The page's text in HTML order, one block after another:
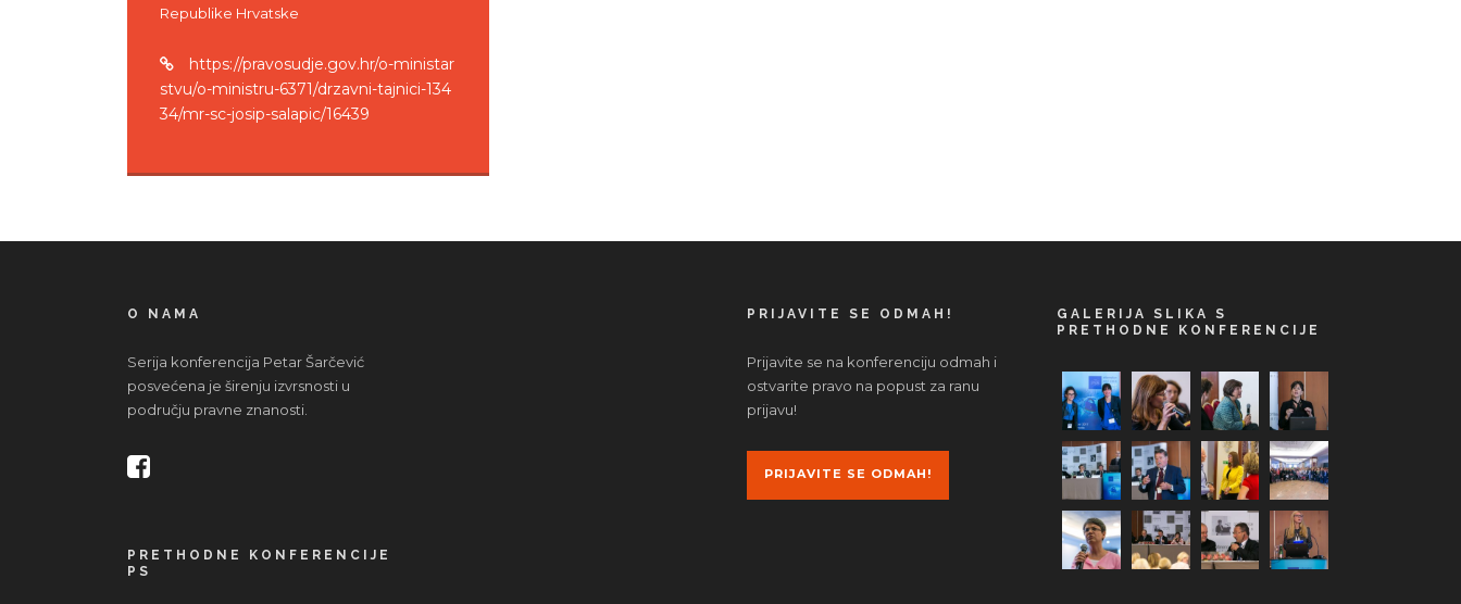
Republike Hrvatske
https://pravosudje.gov.hr/o-ministar
stvu/o-ministru-6371/drzavni-tajnici-134
34/mr-sc-josip-salapic/16439
O NAMA
Serija konferencija Petar Šarčević
posvećena je širenju izvrsnosti u
području pravne znanosti.
PRETHODNE KONFERENCIJE
PS
PRIJAVITE SE ODMAH!
Prijavite se na konferenciju odmah i
ostvarite pravo na popust za ranu
prijavu!
PRIJAVITE SE ODMAH!
GALERIJA SLIKA S
PRETHODNE KONFERENCIJE